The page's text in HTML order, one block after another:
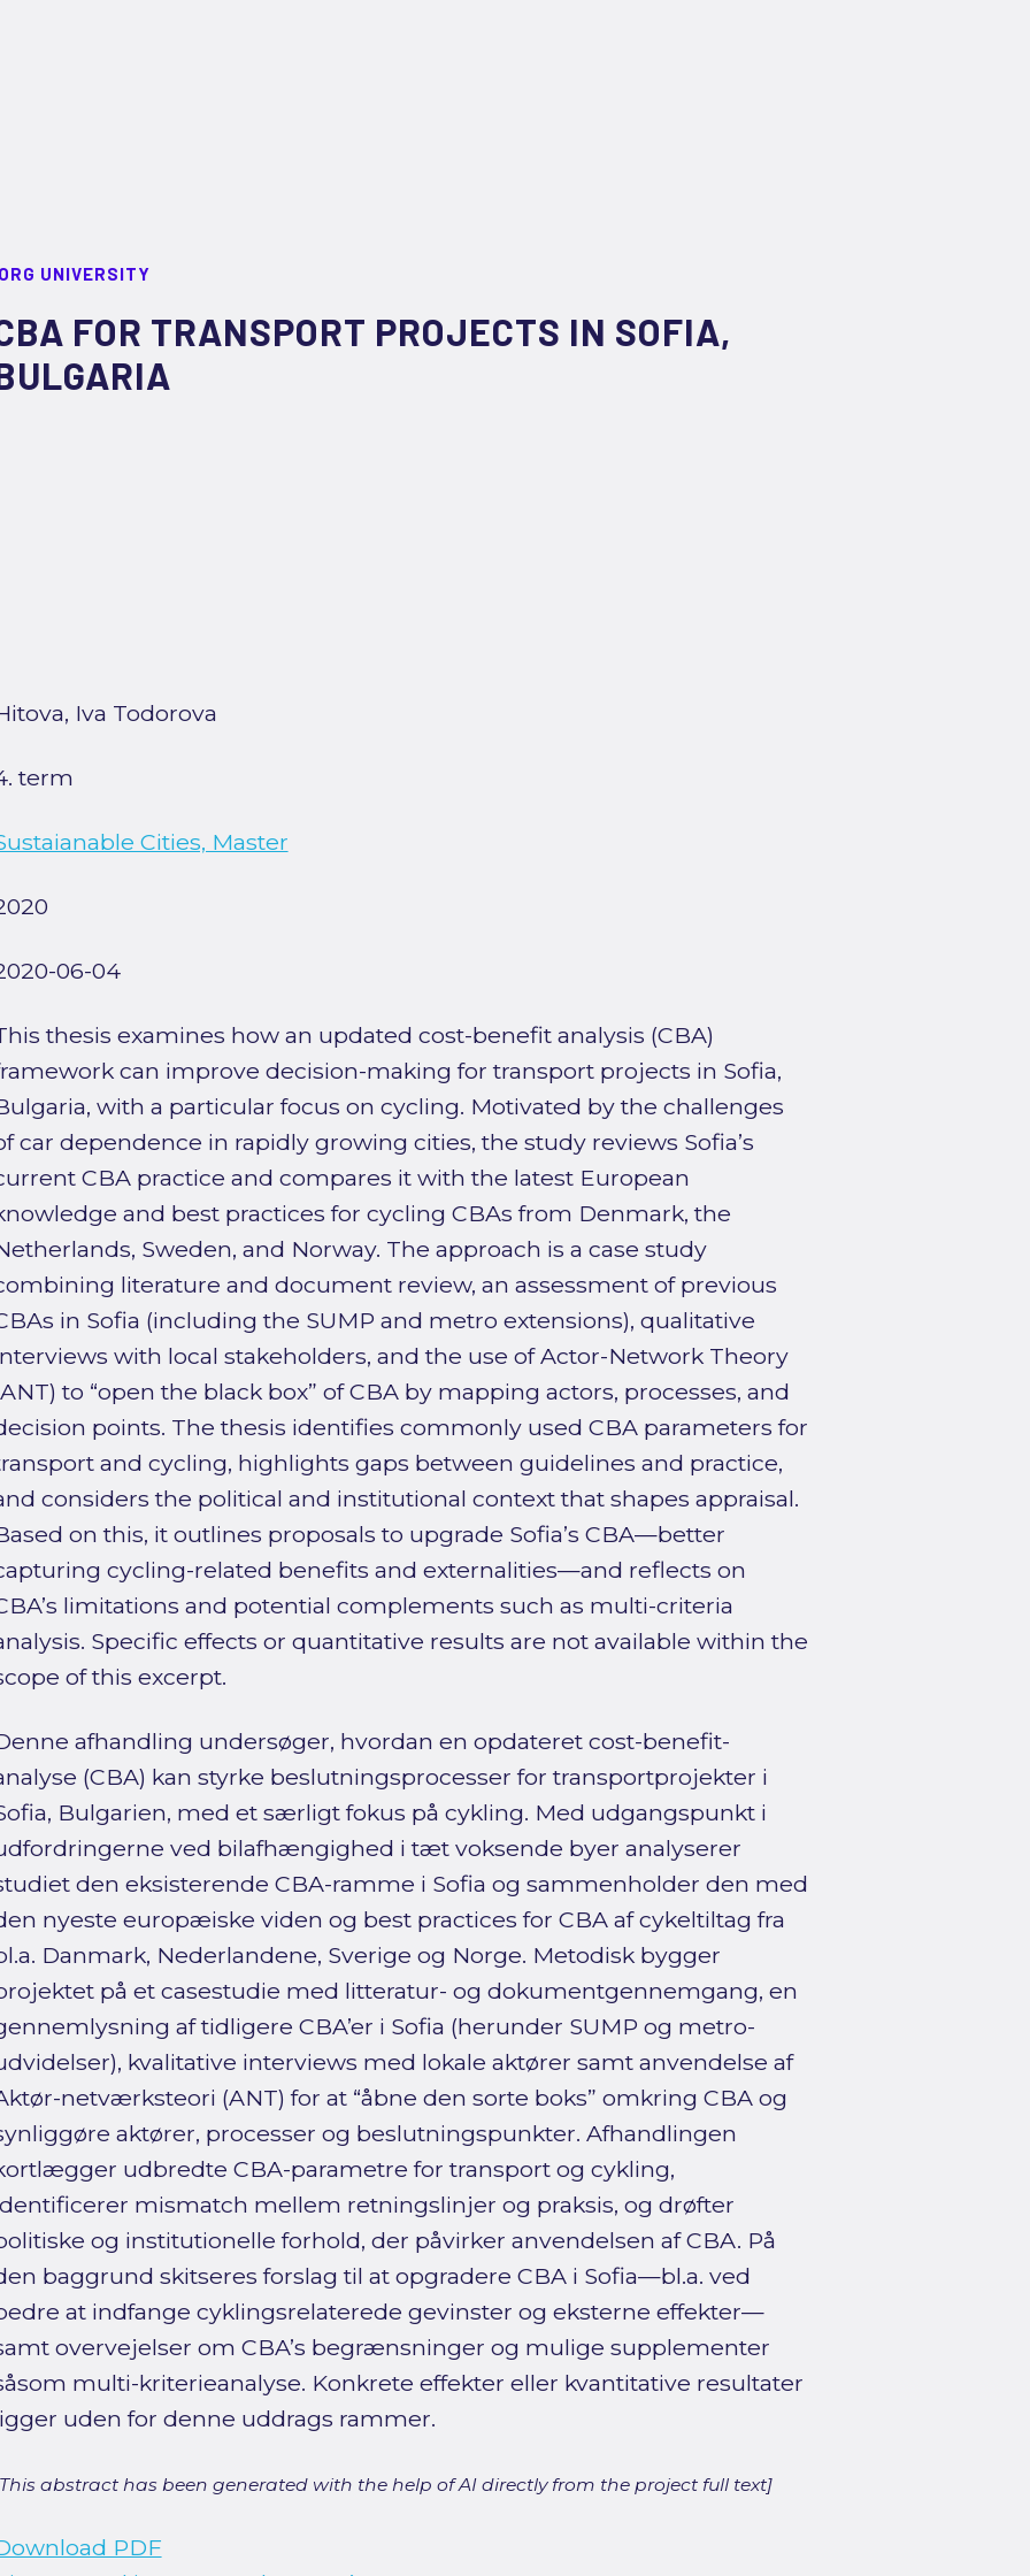
UNIVERSITY
FOR TRANSPORT PROJECTS IN SOFIA,
Iva Todorova
term
Cities, Master
06-04
thesis examines how an updated cost-benefit analysis (CBA)
can improve decision-making for transport projects in Sofia,
with a particular focus on cycling. Motivated by the challenges
car dependence in rapidly growing cities, the study reviews Sofia’s
CBA practice and compares it with the latest European
and best practices for cycling CBAs from Denmark, the
Sweden, and Norway. The approach is a case study
literature and document review, an assessment of previous
in Sofia (including the SUMP and metro extensions), qualitative
with local stakeholders, and the use of Actor-Network Theory
to “open the black box” of CBA by mapping actors, processes, and
points. The thesis identifies commonly used CBA parameters for
and cycling, highlights gaps between guidelines and practice,
considers the political and institutional context that shapes appraisal.
on this, it outlines proposals to upgrade Sofia’s CBA—better
cycling-related benefits and externalities—and reflects on
limitations and potential complements such as multi-criteria
Specific effects or quantitative results are not available within the
of this excerpt.
afhandling undersøger, hvordan en opdateret cost-benefit-
(CBA) kan styrke beslutningsprocesser for transportprojekter i
Bulgarien, med et særligt fokus på cykling. Med udgangspunkt i
ved bilafhængighed i tæt voksende byer analyserer
den eksisterende CBA-ramme i Sofia og sammenholder den med
nyeste europæiske viden og best practices for CBA af cykeltiltag fra
Danmark, Nederlandene, Sverige og Norge. Metodisk bygger
på et casestudie med litteratur- og dokumentgennemgang, en
af tidligere CBA’er i Sofia (herunder SUMP og metro-
kvalitative interviews med lokale aktører samt anvendelse af
netværksteori (ANT) for at “åbne den sorte boks” omkring CBA og
aktører, processer og beslutningspunkter. Afhandlingen
udbredte CBA-parametre for transport og cykling,
mismatch mellem retningslinjer og praksis, og drøfter
og institutionelle forhold, der påvirker anvendelsen af CBA. På
baggrund skitseres forslag til at opgradere CBA i Sofia—bl.a. ved
at indfange cyklingsrelaterede gevinster og eksterne effekter—
overvejelser om CBA’s begrænsninger og mulige supplementer
multi-kriterieanalyse. Konkrete effekter eller kvantitative resultater
uden for denne uddrags rammer.
abstract has been generated with the help of AI directly from the project full text]
PDF